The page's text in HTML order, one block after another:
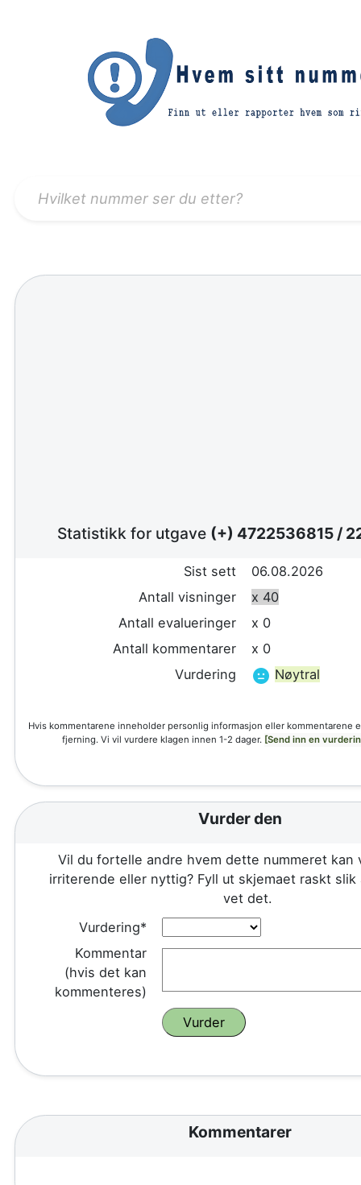
Statistikk for utgave (+) 4722536815 /
Sist sett
06.08.2026
Antall visninger
x 40
Antall evalueringer
x 0
Antall kommentarer
x 0
Vurdering
Nøytral
Hvis kommentarene inneholder personlig informasjon eller kommentarene
fjerning. Vi vil vurdere klagen innen 1-2 dager. [Send inn en
Vurder den
Vil du fortelle andre hvem dette nummeret kan
irriterende eller nyttig? Fyll ut skjemaet raskt slik
vet det.
Vurdering*
Kommentar
(hvis det kan
kommenteres)
Kommentarer